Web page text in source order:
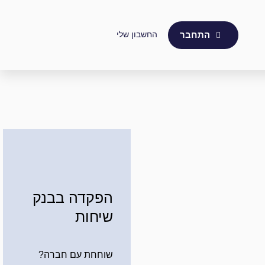
התחבר החשבון שלי
הפקדה בבנק
שיחות
שוחחת עם חברה?